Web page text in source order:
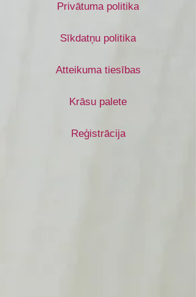
Privātuma politika
Sīkdatņu politika
Atteikuma tiesības
Krāsu palete
Reģistrācija